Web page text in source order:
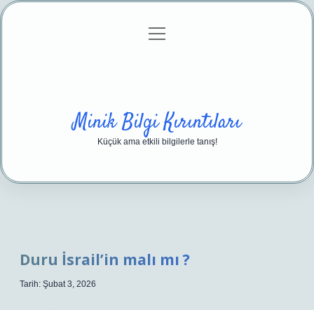
Gizlilik Politikası
menüyü
Minik Bilgi Kırıntıları
Küçük ama etkili bilgilerle tanış!
Duru İsrail’in malı mı ?
Tarih: Şubat 3, 2026